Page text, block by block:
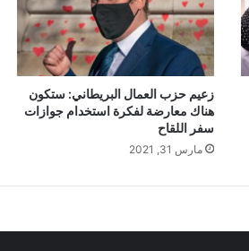
زعيم حزب العمال البريطاني: ستكون
هناك معارضة لفكرة استخدام جوازات
سفر اللقاح
مارس 31, 2021